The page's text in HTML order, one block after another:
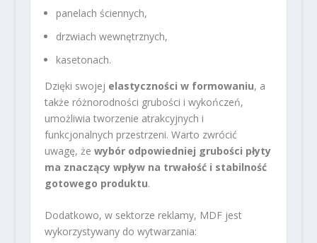
panelach ściennych,
drzwiach wewnętrznych,
kasetonach.
Dzięki swojej elastyczności w formowaniu, a
także różnorodności grubości i wykończeń,
umożliwia tworzenie atrakcyjnych i
funkcjonalnych przestrzeni. Warto zwrócić
uwagę, że wybór odpowiedniej grubości płyty
ma znaczący wpływ na trwałość i stabilność
gotowego produktu.
Dodatkowo, w sektorze reklamy, MDF jest
wykorzystywany do wytwarzania: